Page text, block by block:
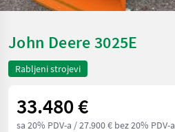
John Deere 3025E
Rabljeni strojevi
33.480 €
sa 20% PDV-a / 27.900 € bez 20% PDV-a